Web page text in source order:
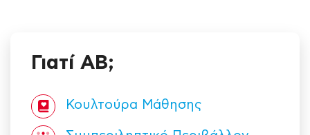
Γιατί ΑΒ;
Κουλτούρα Mάθησης